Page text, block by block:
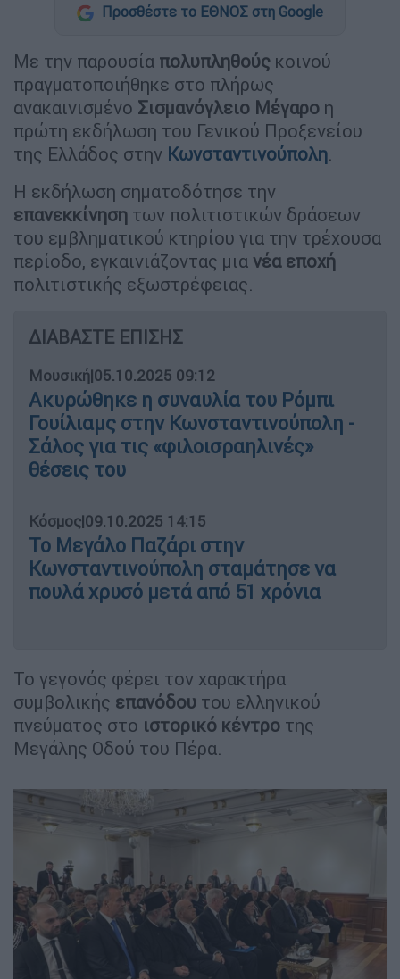
Προσθέστε το ΕΘΝΟΣ στη Google
Με την παρουσία πολυπληθούς κοινού
πραγματοποιήθηκε στο πλήρως
ανακαινισμένο Σισμανόγλειο Μέγαρο η
πρώτη εκδήλωση του Γενικού Προξενείου
της Ελλάδος στην Κωνσταντινούπολη.
Η εκδήλωση σηματοδότησε την
επανεκκίνηση των πολιτιστικών δράσεων
του εμβληματικού κτηρίου για την τρέχουσα
περίοδο, εγκαινιάζοντας μια νέα εποχή
πολιτιστικής εξωστρέφειας.
ΔΙΑΒΑΣΤΕ ΕΠΙΣΗΣ
Μουσική|05.10.2025 09:12
Ακυρώθηκε η συναυλία του Ρόμπι
Γουίλιαμς στην Κωνσταντινούπολη -
Σάλος για τις «φιλοισραηλινές»
θέσεις του
Κόσμος|09.10.2025 14:15
Το Μεγάλο Παζάρι στην
Κωνσταντινούπολη σταμάτησε να
πουλά χρυσό μετά από 51 χρόνια
Το γεγονός φέρει τον χαρακτήρα
συμβολικής επανόδου του ελληνικού
πνεύματος στο ιστορικό κέντρο της
Μεγάλης Οδού του Πέρα.